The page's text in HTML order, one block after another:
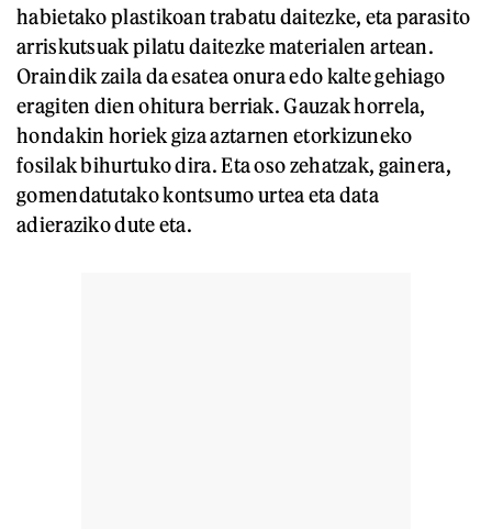
habietako plastikoan trabatu daitezke, eta parasito
arriskutsuak pilatu daitezke materialen artean.
Oraindik zaila da esatea onura edo kalte gehiago
eragiten dien ohitura berriak. Gauzak horrela,
hondakin horiek giza aztarnen etorkizuneko
fosilak bihurtuko dira. Eta oso zehatzak, gainera,
gomendatutako kontsumo urtea eta data
adieraziko dute eta.